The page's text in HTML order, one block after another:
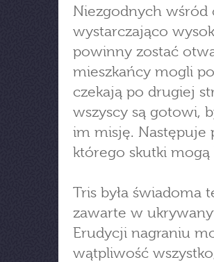
Niezgodnych wśród
wystarczająco
powinny zostać
mieszkańcy mogli
czekają po drugiej
wszyscy są gotowi,
im misję. Następuje
którego skutki
Tris była świadoma
zawarte w
Erudycji nagraniu
wątpliwość